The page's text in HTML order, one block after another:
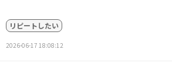
リピートしたい
2026-06-17 18:08:12